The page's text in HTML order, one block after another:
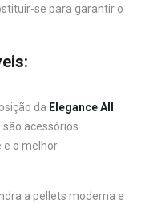
se para garantir o
:
da Elegance All
são acessórios
e o melhor
a pellets moderna e